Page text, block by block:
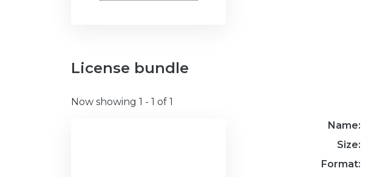
License bundle
Now showing 1 - 1 of 1
Name:
Size:
Format: